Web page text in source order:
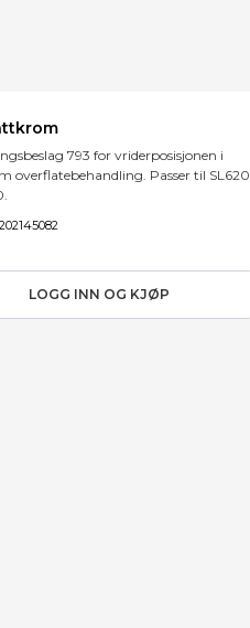
793 for vriderposisjonen i
overflatebehandling. Passer til SL620
202145082
LOGG INN OG KJØP